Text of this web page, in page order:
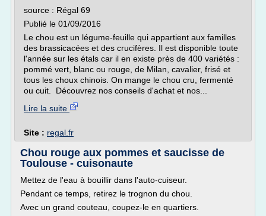
source : Régal 69
Publié le 01/09/2016
Le chou est un légume-feuille qui appartient aux familles
des brassicacées et des crucifères. Il est disponible toute
l'année sur les étals car il en existe près de 400 variétés :
pommé vert, blanc ou rouge, de Milan, cavalier, frisé et
tous les choux chinois. On mange le chou cru, fermenté
ou cuit. Découvrez nos conseils d'achat et nos...
Lire la suite
Site : regal.fr
Chou rouge aux pommes et saucisse de
Toulouse - cuisonaute
Mettez de l'eau à bouillir dans l'auto-cuiseur.
Pendant ce temps, retirez le trognon du chou.
Avec un grand couteau, coupez-le en quartiers.